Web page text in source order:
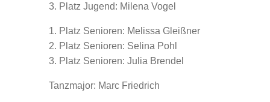
3. Platz Jugend: Milena Vogel
1. Platz Senioren: Melissa Gleißner
2. Platz Senioren: Selina Pohl
3. Platz Senioren: Julia Brendel
Tanzmajor: Marc Friedrich